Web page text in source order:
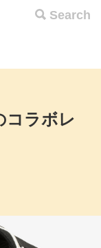
Search
コラボレ